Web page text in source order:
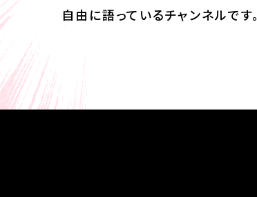
自由に語っているチャンネルです。